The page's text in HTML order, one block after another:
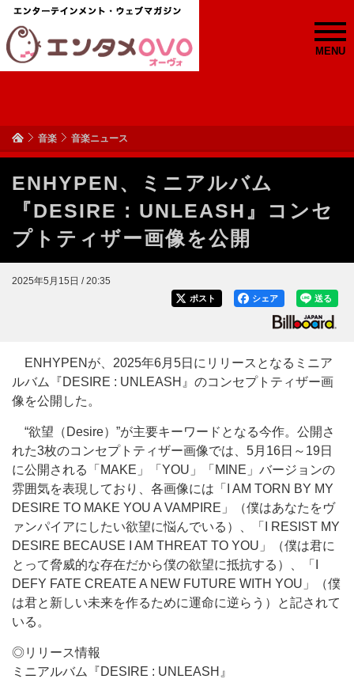
MENU
音楽 音楽ニュース
ENHYPEN、ミニアルバム
『DESIRE : UNLEASH』コンセ
プトティザー画像を公開
2025年5月15日 / 20:35
送る
シェア
ポスト
ENHYPENが、2025年6月5日にリリースとなるミニア
ルバム『DESIRE : UNLEASH』のコンセプトティザー画
像を公開した。
“欲望（Desire）”が主要キーワードとなる今作。公開さ
れた3枚のコンセプトティザー画像では、5月16日～19日
に公開される「MAKE」「YOU」「MINE」バージョンの
雰囲気を表現しており、各画像には「I AM TORN BY MY
DESIRE TO MAKE YOU A VAMPIRE」（僕はあなたをヴ
ァンパイアにしたい欲望に悩んでいる）、「I RESIST MY
DESIRE BECAUSE I AM THREAT TO YOU」（僕は君に
とって脅威的な存在だから僕の欲望に抵抗する）、「I
DEFY FATE CREATE A NEW FUTURE WITH YOU」（僕
は君と新しい未来を作るために運命に逆らう）と記されて
いる。
◎リリース情報
ミニアルバム『DESIRE : UNLEASH』